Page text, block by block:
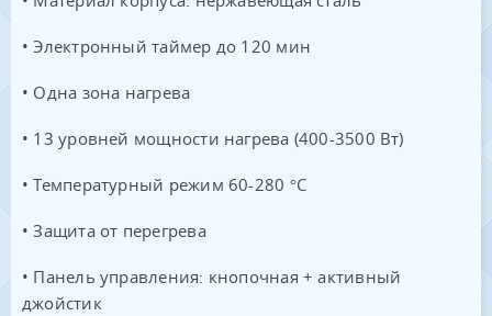
• Электронный таймер до 120 мин
• Одна зона нагрева
• 13 уровней мощности нагрева (400-3500 Вт)
• Температурный режим 60-280 °С
• Защита от перегрева
• Панель управления: кнопочная + активный
джойстик